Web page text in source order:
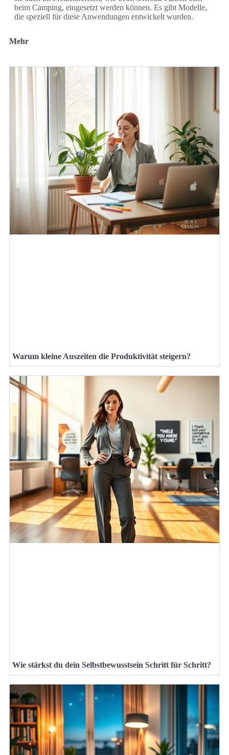
beim Camping, eingesetzt werden können. Es gibt Modelle,
die speziell für diese Anwendungen entwickelt wurden.
Mehr
Warum kleine Auszeiten die Produktivität steigern?
Wie stärkst du dein Selbstbewusstsein Schritt für Schritt?